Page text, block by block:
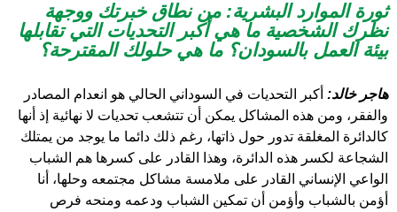
ثورة الموارد البشرية: من نطاق خبرتك ووجهة
نظرك الشخصية ما هي أكبر التحديات التي تقابلها
بيئة العمل بالسودان؟ ما هي حلولك المقترحة؟
هاجر خالد: أكبر التحديات في السوداني الحالي هو انعدام المصادر
والفقر، ومن هذه المشاكل يمكن أن تتشعب تحديات لا نهائية إذ أنها
كالدائرة المغلقة تدور حول ذاتها، رغم ذلك دائما ما يوجد من يمتلك
الشجاعة لكسر هذه الدائرة، وهذا القادر على كسرها هم الشباب
الواعي الإنساني القادر على ملامسة مشاكل مجتمعه وحلها، أنا
أؤمن بالشباب وأؤمن أن تمكين الشباب ودعمه ومنحه فرص